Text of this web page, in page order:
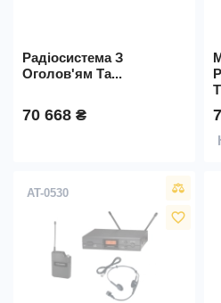
Радіосистема З
Оголов'ям Та...
70 668 ₴
AT-0530
favorite_border